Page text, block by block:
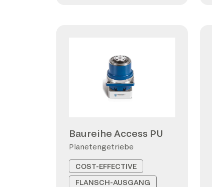
Baureihe Access PU
Planetengetriebe
COST-EFFECTIVE
FLANSCH-AUSGANG